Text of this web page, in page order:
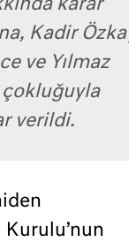
karar
Kadir
ve Yılmaz
çokluğuyla
verildi.
Kurulu’nun